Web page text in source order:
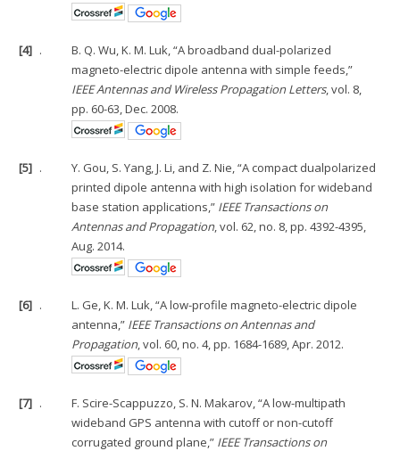
[4] .
B. Q. Wu, K. M. Luk, “A broadband dual-polarized
magneto-electric dipole antenna with simple feeds,”
IEEE Antennas and Wireless Propagation Letters, vol. 8,
pp. 60-63, Dec. 2008.
[5] .
Y. Gou, S. Yang, J. Li, and Z. Nie, “A compact dualpolarized
printed dipole antenna with high isolation for wideband
base station applications,” IEEE Transactions on
Antennas and Propagation, vol. 62, no. 8, pp. 4392-4395,
Aug. 2014.
[6] .
L. Ge, K. M. Luk, “A low-profile magneto-electric dipole
antenna,” IEEE Transactions on Antennas and
Propagation, vol. 60, no. 4, pp. 1684-1689, Apr. 2012.
[7] .
F. Scire-Scappuzzo, S. N. Makarov, “A low-multipath
wideband GPS antenna with cutoff or non-cutoff
corrugated ground plane,” IEEE Transactions on